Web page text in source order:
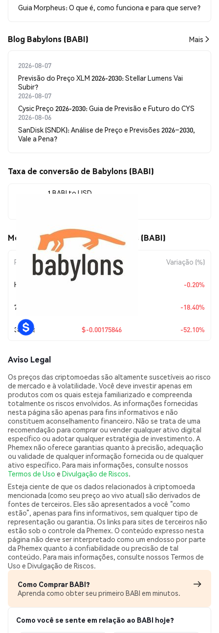
Guia Morpheus: O que é, como funciona e para que serve?
Blog Babylons (BABI) Mais
2026-08-07
Previsão do Preço XLM 2026-2030: Stellar Lumens Vai
Subir?
2026-08-07
Cysic Preço 2026-2030: Guia de Previsão e Futuro do CYS
2026-08-06
SanDisk (SNDK): Análise de Preço e Previsões 2026–2030,
Vale a Pena?
Taxa de conversão de Babylons (BABI)
1 BABI to USD
Movimentos de preço de Babylons (BABI)
Período Variação do Valor Variação (%)
Hoje -0.20%
7 Dias -18.40%
30 Dias $-0.00175846 -52.10%
Aviso Legal
Os preços das criptomoedas são altamente suscetíveis ao risco
de mercado e à volatilidade. Você deve investir apenas em
produtos com os quais esteja familiarizado e compreenda
totalmente os riscos envolvidos. As informações fornecidas
nesta página são apenas para fins informativos e não
constituem aconselhamento financeiro. Não se trata de uma
recomendação para comprar ou vender qualquer ativo digital
específico ou adotar qualquer estratégia de investimento. A
Phemex não oferece garantias quanto à precisão, adequação
ou validade de qualquer informação fornecida ou de qualquer
ativo específico. Para mais informações, consulte nossos
Termos de Uso e Divulgação de Riscos.
Esteja ciente de que os dados relacionados à criptomoeda
mencionada (como seu preço ao vivo atual) são derivados de
fontes de terceiros. Eles são apresentados a você “como
estão”, apenas para fins informativos, sem qualquer tipo de
representação ou garantia. Os links para sites de terceiros não
estão sob o controle da Phemex. O conteúdo expresso nesta
página não deve ser interpretado como um endosso por parte
da Phemex quanto à confiabilidade ou precisão de tal
conteúdo. Para mais informações, consulte nossos Termos de
Uso e Divulgação de Riscos.
Como Comprar BABI?
Aprenda como obter seu primeiro BABI em minutos.
Como você se sente em relação ao BABI hoje?